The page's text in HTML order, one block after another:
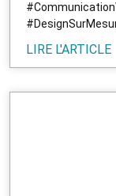
LIRE L'ARTICLE